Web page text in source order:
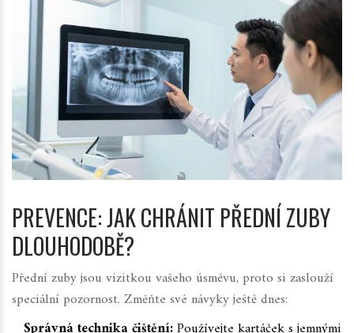
PREVENCE: JAK CHRÁNIT PŘEDNÍ ZUBY
DLOUHODOBĚ?
Přední zuby jsou vizitkou vašeho úsměvu, proto si zaslouží
speciální pozornost. Změňte své návyky ještě dnes: